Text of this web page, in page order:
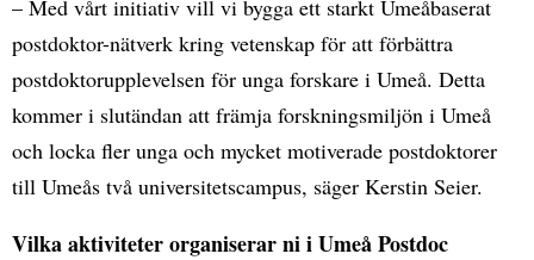
– Med vårt initiativ vill vi bygga ett starkt Umeåbaserat
postdoktor-nätverk kring vetenskap för att förbättra
postdoktorupplevelsen för unga forskare i Umeå. Detta
kommer i slutändan att främja forskningsmiljön i Umeå
och locka fler unga och mycket motiverade postdoktorer
till Umeås två universitetscampus, säger Kerstin Seier.
Vilka aktiviteter organiserar ni i Umeå Postdoc